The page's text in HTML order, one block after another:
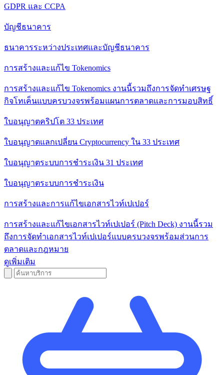
GDPR และ CCPA
บัญชีธนาคาร
ธนาคารระหว่างประเทศและบัญชีธนาคาร
การสร้างและแก้ไข Tokenomics
การสร้างและแก้ไข Tokenomics งานนี้รวมถึงการจัดทําเศรษฐ
กิจโทเค็นแบบครบวงจรพร้อมแผนการตลาดและการมอบสิทธิ์
ใบอนุญาตคริปโต 33 ประเทศ
ใบอนุญาตแลกเปลี่ยน Cryptocurrency ใน 33 ประเทศ
ใบอนุญาตระบบการชําระเงิน 31 ประเทศ
ใบอนุญาตระบบการชําระเงิน
การสร้างและการแก้ไขเอกสารไวท์เปเปอร์
การสร้างและแก้ไขเอกสารไวท์เปเปอร์ (Pitch Deck) งานนี้รวม
ถึงการจัดทําเอกสารไวท์เปเปอร์แบบครบวงจรพร้อมส่วนการ
ตลาดและกฎหมาย
ดูเพิ่มเติม